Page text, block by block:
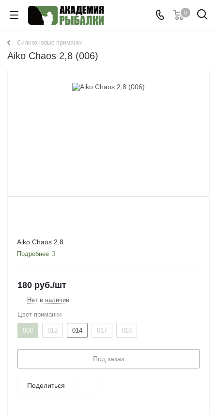
0
Cиликоновые приманки
Aiko Chaos 2,8 (006)
Aiko Chaos 2,8
Подробнее
180 руб./шт
Нет в наличии
Цвет приманки
006 012 014 017 018
Под заказ
Поделиться